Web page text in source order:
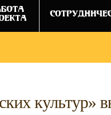
культур»